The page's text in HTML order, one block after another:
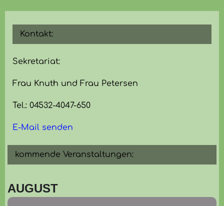
Kontakt:
Sekretariat:
Frau Knuth und Frau Petersen
Tel.: 04532-4047-650
E-Mail senden
kommende Veranstaltungen:
AUGUST